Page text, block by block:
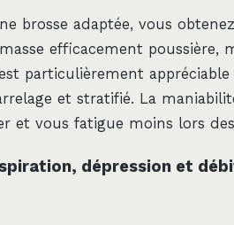
brosse adaptée, vous
efficacement poussière,
particulièrement
et stratifié. La
et vous fatigue moins lors
dépression et